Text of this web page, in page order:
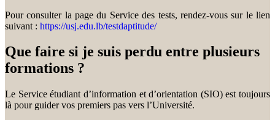
Pour consulter la page du Service des tests, rendez-vous sur le lien
suivant : https://usj.edu.lb/testdaptitude/
Que faire si je suis perdu entre plusieurs
formations ?
Le Service étudiant d’information et d’orientation (SIO) est toujours
là pour guider vos premiers pas vers l’Université.